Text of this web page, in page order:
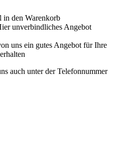
in den Warenkorb
unverbindliches Angebot
uns ein gutes Angebot für Ihre
auch unter der Telefonnummer